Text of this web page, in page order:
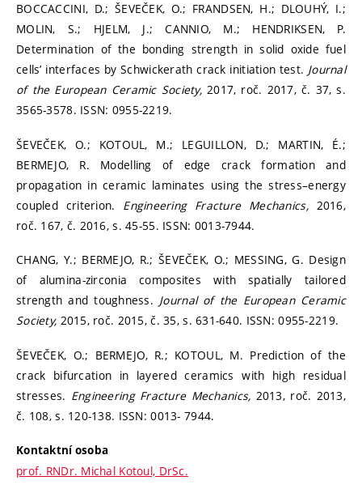
BOCCACCINI, D.; ŠEVEČEK, O.; FRANDSEN, H.; DLOUHÝ, I.;
MOLIN, S.; HJELM, J.; CANNIO, M.; HENDRIKSEN, P.
Determination of the bonding strength in solid oxide fuel
cells’ interfaces by Schwickerath crack initiation test. Journal
of the European Ceramic Society, 2017, roč. 2017, č. 37, s.
3565-3578. ISSN: 0955-2219.
ŠEVEČEK, O.; KOTOUL, M.; LEGUILLON, D.; MARTIN, É.;
BERMEJO, R. Modelling of edge crack formation and
propagation in ceramic laminates using the stress–energy
coupled criterion. Engineering Fracture Mechanics, 2016,
roč. 167, č. 2016, s. 45-55. ISSN: 0013-7944.
CHANG, Y.; BERMEJO, R.; ŠEVEČEK, O.; MESSING, G. Design
of alumina-zirconia composites with spatially tailored
strength and toughness. Journal of the European Ceramic
Society, 2015, roč. 2015, č. 35, s. 631-640. ISSN: 0955-2219.
ŠEVEČEK, O.; BERMEJO, R.; KOTOUL, M. Prediction of the
crack bifurcation in layered ceramics with high residual
stresses. Engineering Fracture Mechanics, 2013, roč. 2013,
č. 108, s. 120-138. ISSN: 0013- 7944.
Kontaktní osoba
prof. RNDr. Michal Kotoul, DrSc.